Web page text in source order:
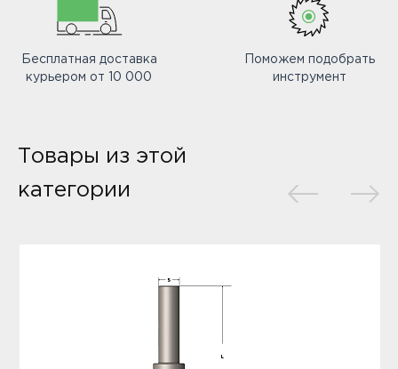
Бесплатная доставка
курьером от 10 000
Поможем подобрать
инструмент
Товары из этой
категории